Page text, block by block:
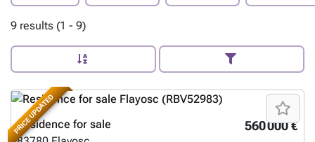
9 results (1 - 9)
PRICE UPDATED 560 000 €
Residence for sale